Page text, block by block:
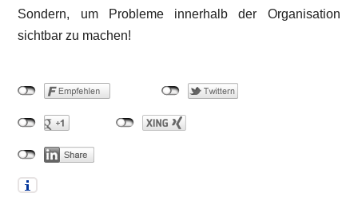
Sondern, um Probleme innerhalb der Organisation
sichtbar zu machen!